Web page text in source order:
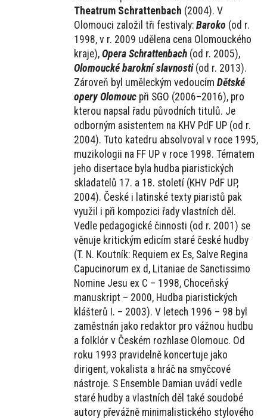
Theatrum Schrattenbach (2004). V
Olomouci založil tři festivaly: Baroko (od r.
1998, v r. 2009 udělena cena Olomouckého
kraje), Opera Schrattenbach (od r. 2005),
Olomoucké barokní slavnosti (od r. 2013).
Zároveň byl uměleckým vedoucím Dětské
opery Olomouc při SGO (2006–2016), pro
kterou napsal řadu původních titulů. Je
odborným asistentem na KHV PdF UP (od r.
2004). Tuto katedru absolvoval v roce 1995,
muzikologii na FF UP v roce 1998. Tématem
jeho disertace byla hudba piaristických
skladatelů 17. a 18. století (KHV PdF UP,
2004). České i latinské texty piaristů pak
využil i při kompozici řady vlastních děl.
Vedle pedagogické činnosti (od r. 2001) se
věnuje kritickým edicím staré české hudby
(T. N. Koutník: Requiem ex Es, Salve Regina
Capucinorum ex d, Litaniae de Sanctissimo
Nomine Jesu ex C – 1998, Choceňský
manuskript – 2000, Hudba piaristických
klášterů I. – 2003). V letech 1996 – 98 byl
zaměstnán jako redaktor pro vážnou hudbu
a folklór v Českém rozhlase Olomouc. Od
roku 1993 pravidelně koncertuje jako
dirigent, vokalista a hráč na smyčcové
nástroje. S Ensemble Damian uvádí vedle
staré hudby a vlastních děl také soudobé
autory převážně minimalistického stylového